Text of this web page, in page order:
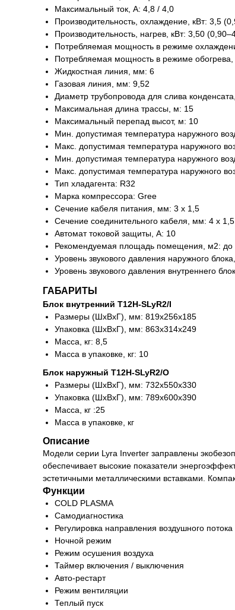
Максимальный ток, А: 4,8 / 4,0
Производительность, охлаждение, кВт: 3,5
Производительность, нагрев, кВт: 3,50
Потребляемая мощность в режиме
Потребляемая мощность в режиме
Жидкостная линия, мм: 6
Газовая линия, мм: 9,52
Диаметр трубопровода для слива
Максимальная длина трассы, м: 15
Максимальный перепад высот, м: 10
Мин. допустимая температура наружного
Макс. допустимая температура наружного
Мин. допустимая температура наружного
Макс. допустимая температура наружного
Тип хладагента: R32
Марка компрессора: Gree
Сечение кабеля питания, мм: 3 х 1,5
Сечение соединительного кабеля, мм: 4 х 1,5
Автомат токовой защиты, A: 10
Рекомендуемая площадь помещения, м2: до
Уровень звукового давления наружного
Уровень звукового давления внутреннего
ГАБАРИТЫ
Блок внутренний T12H-SLyR2/I
Размеры (ШхВхГ), мм: 819x256x185
Упаковка (ШхВхГ), мм: 863x314x249
Масса, кг: 8,5
Масса в упаковке, кг: 10
Блок наружный T12H-SLyR2/O
Размеры (ШхВхГ), мм: 732x550x330
Упаковка (ШхВхГ), мм: 789x600x390
Масса, кг :25
Масса в упаковке, кг
Описание
Модели серии Lyra Inverter заправлены
обеспечивает высокие показатели
эстетичными металлическими вставками.
Функции
COLD PLASMA
Самодиагностика
Регулировка направления воздушного потока
Ночной режим
Режим осушения воздуха
Таймер включения / выключения
Авто-рестарт
Режим вентиляции
Теплый пуск